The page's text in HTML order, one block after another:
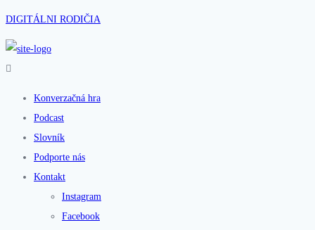
DIGITÁLNI RODIČIA
Konverzačná hra
Podcast
Slovník
Podporte nás
Kontakt
Instagram
Facebook